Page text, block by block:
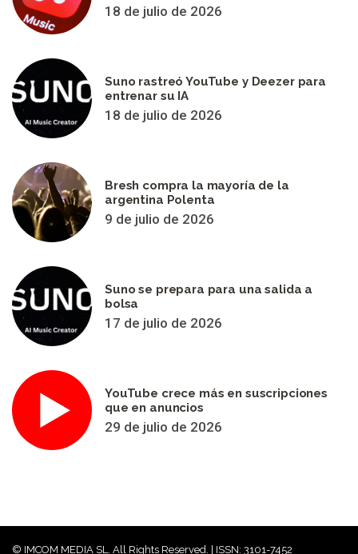
18 de julio de 2026
Suno rastreó YouTube y Deezer para
entrenar su IA
18 de julio de 2026
Bresh compra la mayoría de la
argentina Polenta
9 de julio de 2026
Suno se prepara para una salida a
bolsa
17 de julio de 2026
YouTube crece más en suscripciones
que en anuncios
29 de julio de 2026
© IMCOM MEDIA SL. All Rights Reserved. | ISSN: 3101-7452